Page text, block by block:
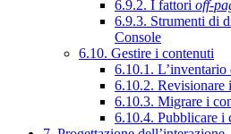
6.9.2. I fattori off-
6.9.3. Strumenti di
Console
6.10. Gestire i contenuti
6.10.1. L’inventario
6.10.2. Revisionare
6.10.3. Migrare i
6.10.4. Pubblicare i